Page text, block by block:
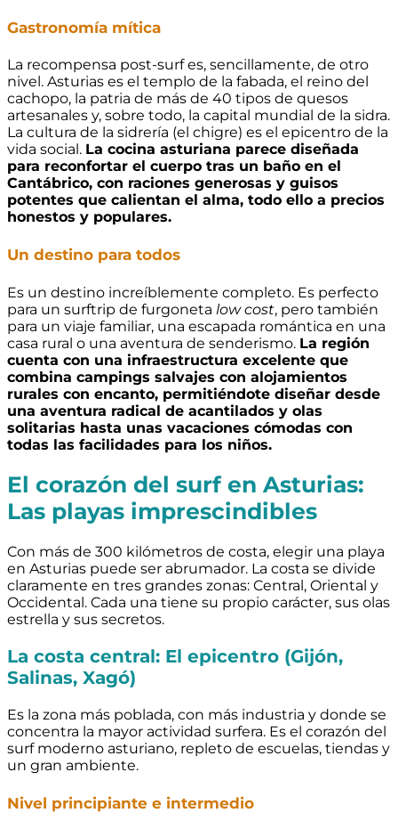
Gastronomía mítica
La recompensa post-surf es, sencillamente, de otro
nivel. Asturias es el templo de la fabada, el reino del
cachopo, la patria de más de 40 tipos de quesos
artesanales y, sobre todo, la capital mundial de la sidra.
La cultura de la sidrería (el chigre) es el epicentro de la
vida social. La cocina asturiana parece diseñada
para reconfortar el cuerpo tras un baño en el
Cantábrico, con raciones generosas y guisos
potentes que calientan el alma, todo ello a precios
honestos y populares.
Un destino para todos
Es un destino increíblemente completo. Es perfecto
para un surftrip de furgoneta low cost, pero también
para un viaje familiar, una escapada romántica en una
casa rural o una aventura de senderismo. La región
cuenta con una infraestructura excelente que
combina campings salvajes con alojamientos
rurales con encanto, permitiéndote diseñar desde
una aventura radical de acantilados y olas
solitarias hasta unas vacaciones cómodas con
todas las facilidades para los niños.
El corazón del surf en Asturias:
Las playas imprescindibles
Con más de 300 kilómetros de costa, elegir una playa
en Asturias puede ser abrumador. La costa se divide
claramente en tres grandes zonas: Central, Oriental y
Occidental. Cada una tiene su propio carácter, sus olas
estrella y sus secretos.
La costa central: El epicentro (Gijón,
Salinas, Xagó)
Es la zona más poblada, con más industria y donde se
concentra la mayor actividad surfera. Es el corazón del
surf moderno asturiano, repleto de escuelas, tiendas y
un gran ambiente.
Nivel principiante e intermedio